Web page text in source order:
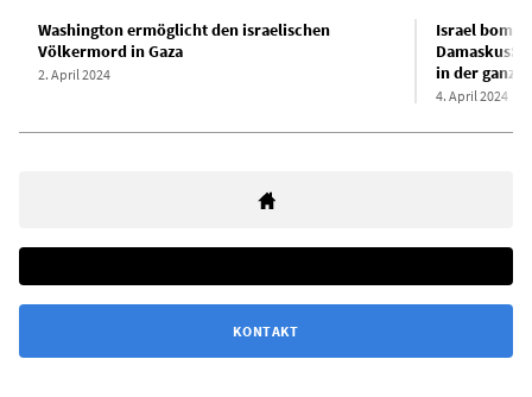
Washington ermöglicht den israelischen
Völkermord in Gaza
2. April 2024
Israel
Damaskus:
in der
4. April 2024
KONTAKT